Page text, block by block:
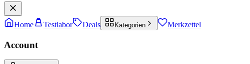
Home Testlabor Deals Kategorien Merkzettel
Account